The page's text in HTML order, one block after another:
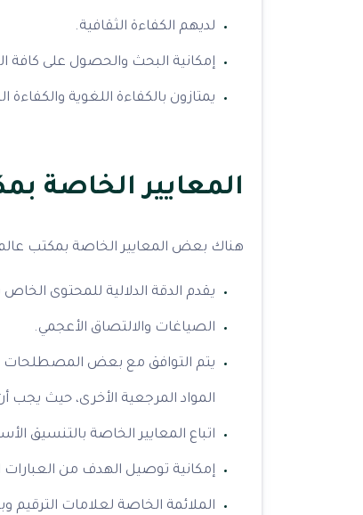
لديهم الكفاءة الثقافية.
إمكانية البحث والحصول على كافة
يمتازون بالكفاءة اللغوية
المعايير الخاصة
هناك بعض المعايير الخاصة بمكتب عالم
يقدم الدقة الدلالية للمحتوى
الصياغات والالتصاق الأعجمي.
يتم التوافق مع بعض المصطلحات
المواد المرجعية الأخرى، حيث
اتباع المعايير الخاصة بالتنسيق
إمكانية توصيل الهدف من العبارات
الملائمة الخاصة لعلامات الترقيم